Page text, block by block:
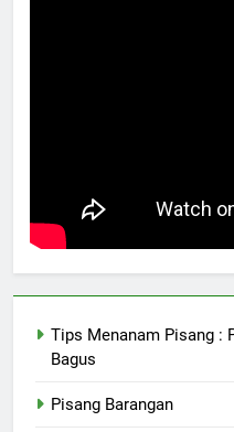
Tips Menanam Pisang :
Bagus
Pisang Barangan